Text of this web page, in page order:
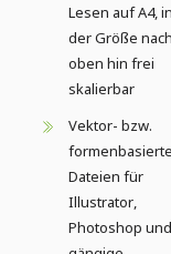
Lesen auf A4,
der Größe
oben hin frei
skalierbar
Vektor- bzw.
Dateien für
Illustrator,
Photoshop und